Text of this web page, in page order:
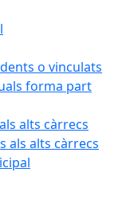
o vinculats
forma part
alts càrrecs
als alts càrrecs